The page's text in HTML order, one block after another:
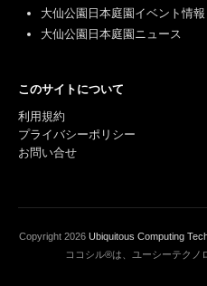
大仙公園日本庭園イベント情報
大仙公園日本庭園ニュース
このサイトについて
利用規約
プライバシーポリシー
お問い合せ
Copyright 2026 Ubiquitous Computing
ココシル®は、ユーシーテクノ